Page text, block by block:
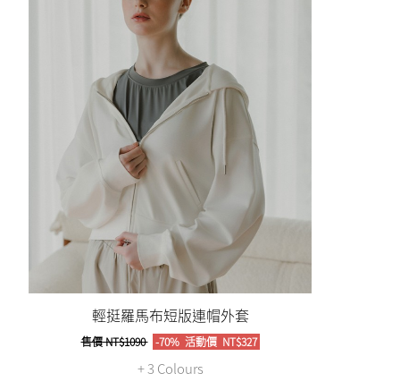
輕挺羅馬布短版連帽外套
售價NT$1090 -70% 活動價NT$327
+ 3 Colours